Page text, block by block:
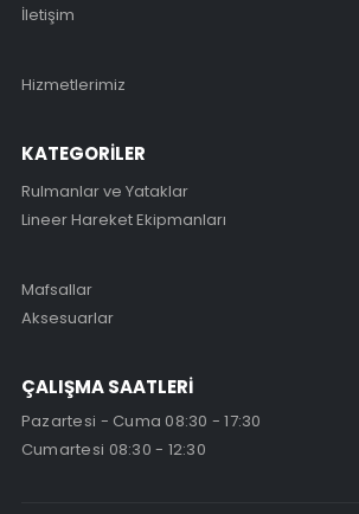
İletişim
Hizmetlerimiz
KATEGORİLER
Rulmanlar ve Yataklar
Lineer Hareket Ekipmanları
Mafsallar
Aksesuarlar
ÇALIŞMA SAATLERİ
Pazartesi - Cuma 08:30 - 17:30
Cumartesi 08:30 - 12:30